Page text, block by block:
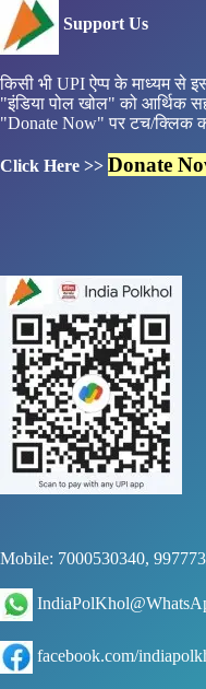
Support Us
किसी भी UPI ऐप्प के माध्यम
"इंडिया पोल खोल" को आर्थिक
"Donate Now" पर टच/क्लिक
Click Here >> Donate
Mobile: 7000530340,
facebook.com/